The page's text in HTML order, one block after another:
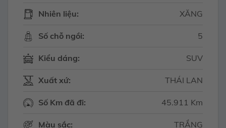
Nhiên liệu: XĂNG
Số chỗ ngồi: 5
Kiểu dáng: SUV
Xuất xứ: THÁI LAN
Số Km đã đi: 45.911 Km
Màu sắc: TRẮNG